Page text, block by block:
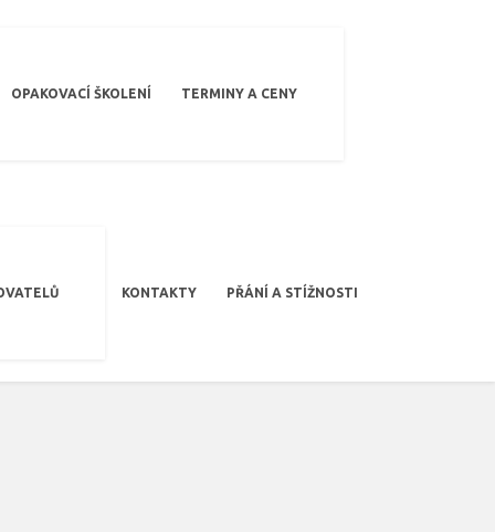
OPAKOVACÍ ŠKOLENÍ TERMINY A CENY
KONTAKTY PŘÁNÍ A STÍŽNOSTI